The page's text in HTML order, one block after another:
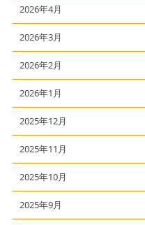
2026年4月
2026年3月
2026年2月
2026年1月
2025年12月
2025年11月
2025年10月
2025年9月